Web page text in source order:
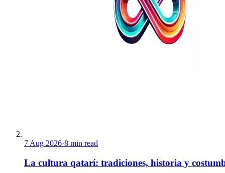
7 Aug 2026·8 min read
La cultura qatarí: tradiciones, historia y